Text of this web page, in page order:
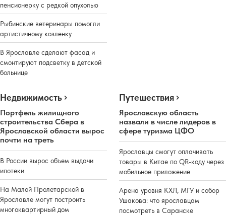
пенсионерку с редкой опухолью
Рыбинские ветеринары помогли
артистичному козленку
В Ярославле сделают фасад и
смонтируют подсветку в детской
больнице
Недвижимость
Портфель жилищного
строительства Сбера в
Ярославской области вырос
почти на треть
В России вырос объем выдачи
ипотеки
На Малой Пролетарской в
Ярославле могут построить
многоквартирный дом
Путешествия
Ярославскую область
назвали в числе лидеров в
сфере туризма ЦФО
Ярославцы смогут оплачивать
товары в Китае по QR-коду через
мобильное приложение
Арена уровня КХЛ, МГУ и собор
Ушакова: что ярославцам
посмотреть в Саранске